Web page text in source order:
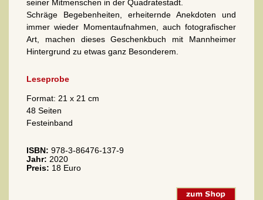
seiner Mitmenschen in der Quadratestadt.
Schräge Begebenheiten, erheiternde Anekdoten und
immer wieder Momentaufnahmen, auch fotografischer
Art, machen dieses Geschenkbuch mit Mannheimer
Hintergrund zu etwas ganz Besonderem.
Leseprobe
Format: 21 x 21 cm
48 Seiten
Festeinband
ISBN: 978-3-86476-137-9
Jahr: 2020
Preis: 18 Euro